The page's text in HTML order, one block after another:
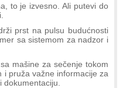
to je izvesno. Ali putevi do
prst na pulsu budućnosti
sa sistemom za nadzor i
mašine za sečenje tokom
i pruža važne informacije za